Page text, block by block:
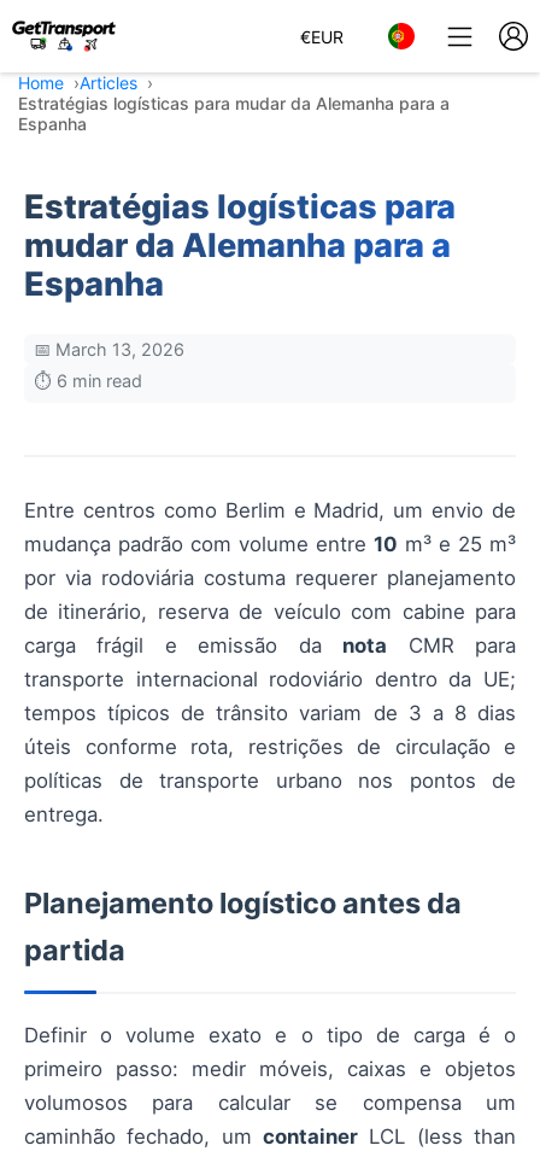
€EUR
Home
Articles
Estratégias logísticas para mudar da Alemanha para a
Espanha
Estratégias logísticas para
mudar da Alemanha para a
Espanha
📅 March 13, 2026
⏱️ 6 min read
Entre centros como Berlim e Madrid, um envio de
mudança padrão com volume entre 10 m³ e 25 m³
por via rodoviária costuma requerer planejamento
de itinerário, reserva de veículo com cabine para
carga frágil e emissão da nota CMR para
transporte internacional rodoviário dentro da UE;
tempos típicos de trânsito variam de 3 a 8 dias
úteis conforme rota, restrições de circulação e
políticas de transporte urbano nos pontos de
entrega.
Planejamento logístico antes da
partida
Definir o volume exato e o tipo de carga é o
primeiro passo: medir móveis, caixas e objetos
volumosos para calcular se compensa um
caminhão fechado, um container LCL (less than